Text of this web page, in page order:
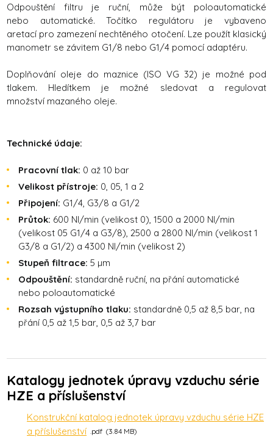
Odpouštění filtru je ruční, může být poloautomatické
nebo automatické. Točítko regulátoru je vybaveno
aretací pro zamezení nechtěného otočení. Lze použít klasický
manometr se závitem G1/8 nebo G1/4 pomocí adaptéru.
Doplňování oleje do maznice (ISO VG 32) je možné pod
tlakem. Hledítkem je možné sledovat a regulovat
množství mazaného oleje.
Technické údaje:
Pracovní tlak: 0 až 10 bar
Velikost přístroje: 0, 05, 1 a 2
Připojení: G1/4, G3/8 a G1/2
Průtok: 600 Nl/min (velikost 0), 1500 a 2000 Nl/min
(velikost 05 G1/4 a G3/8), 2500 a 2800 Nl/min (velikost 1
G3/8 a G1/2) a 4300 Nl/min (velikost 2)
Stupeň filtrace: 5 µm
Odpouštění: standardně ruční, na přání automatické
nebo poloautomatické
Rozsah výstupního tlaku: standardně 0,5 až 8,5 bar, na
přání 0,5 až 1,5 bar, 0,5 až 3,7 bar
Katalogy jednotek úpravy vzduchu série
HZE a příslušenství
Konstrukční katalog jednotek úpravy vzduchu série HZE
a příslušenství pdf 3.84 MB